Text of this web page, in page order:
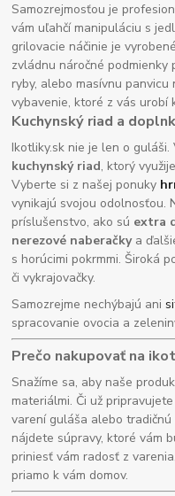
Samozrejmosťou je
vám uľahčí manipuláciu s
grilovacie náčinie je
zvládnu náročné podmienky
ryby, alebo masívnu
vybavenie, ktoré z vás urobí
Kuchynský riad a
Ikotliky.sk nie je len o
kuchynský riad, ktorý
Vyberte si z našej ponuky
vynikajú svojou odolnosťou.
príslušenstvo, ako sú extra
nerezové naberačkya
s horúcimi pokrmmi. Široká
či vykrajovačky.
Samozrejme nechýbajú ani
spracovanie ovocia a
Prečo nakupovať na
Snažíme sa, aby naše
materiálmi. Či už
varení guláša alebo tradičnú
nájdete súpravy, ktoré vám
priniesť vám radosť z
priamo k vám domov.